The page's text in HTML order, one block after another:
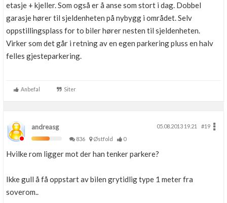
etasje + kjeller. Som også er å anse som stort i dag. Dobbel
garasje hører til sjeldenheten på nybygg i området. Selv
oppstillingsplass for to biler hører nesten til sjeldenheten.
Virker som det går i retning av en egen parkering pluss en halv
felles gjesteparkering.
Anbefal Siter
andreasg 05.08.2013 19.21
#19
836
Østfold 0
Hvilke rom ligger mot der han tenker parkere?
Ikke gull å få oppstart av bilen grytidlig type 1 meter fra
soverom..